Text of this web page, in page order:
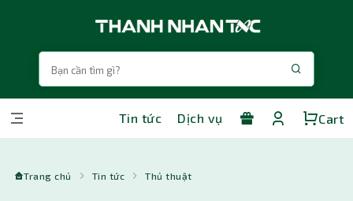
Tin tức Dịch vụ Cart
Trang chủ Tin tức Thủ thuật